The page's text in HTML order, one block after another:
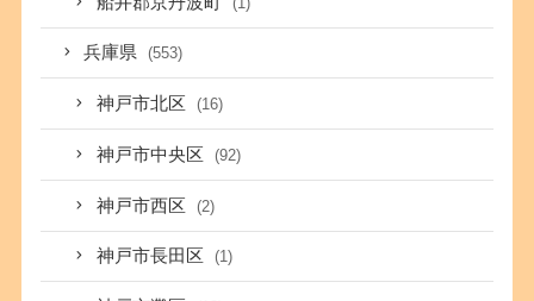
兵庫県 (553)
神戸市北区 (16)
神戸市中央区 (92)
神戸市西区 (2)
神戸市長田区 (1)